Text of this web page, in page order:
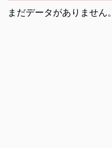
まだデータがありません。